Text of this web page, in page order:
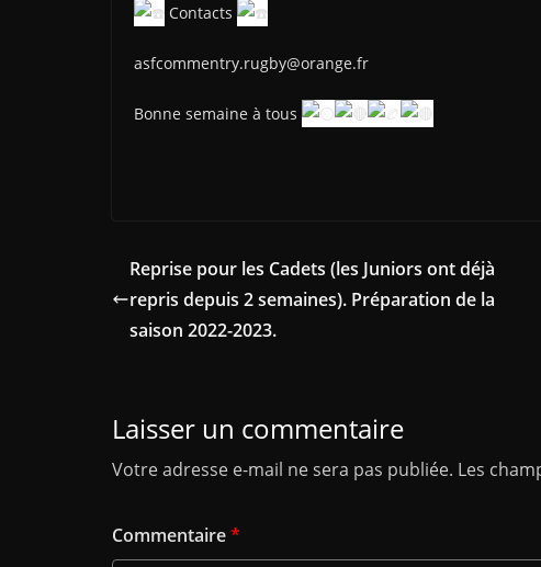
Contacts
asfcommentry.rugby@orange.fr
Bonne semaine à tous
Reprise pour les Cadets (les Juniors ont déjà
repris depuis 2 semaines). Préparation de la
saison 2022-2023.
Laisser un commentaire
Votre adresse e-mail ne sera pas publiée. Les
Commentaire*